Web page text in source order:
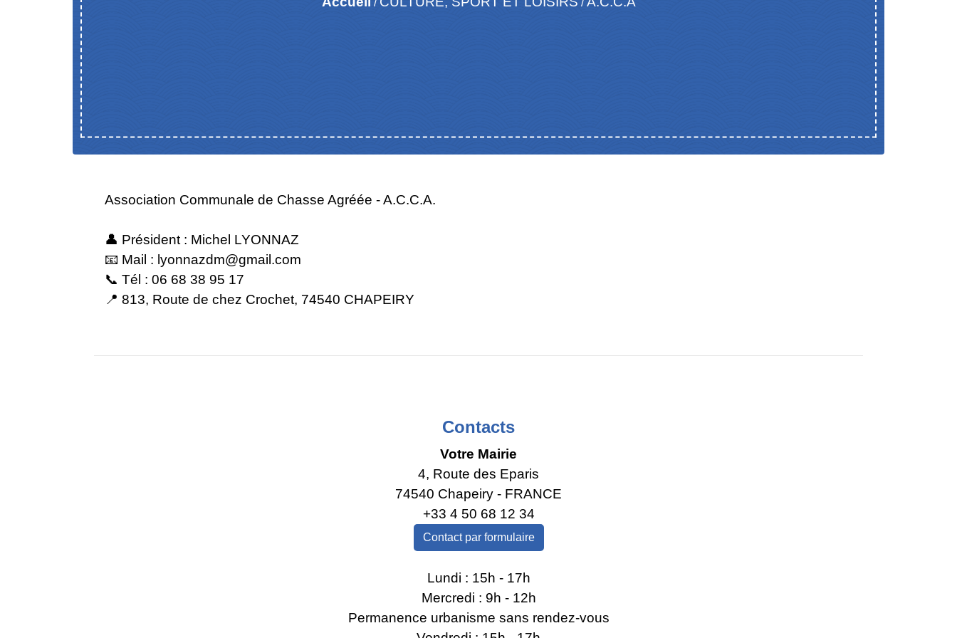
/ /
Association Communale de Chasse Agréée - A.C.C.A.
👤 Président : Michel LYONNAZ
📧 Mail : lyonnazdm@gmail.com
📞 Tél : 06 68 38 95 17
📍 813, Route de chez Crochet, 74540 CHAPEIRY
Contacts
Votre Mairie
4, Route des Eparis
74540 Chapeiry - FRANCE
+33 4 50 68 12 34
Contact par formulaire
Lundi : 15h - 17h
Mercredi : 9h - 12h
Permanence urbanisme sans rendez-vous